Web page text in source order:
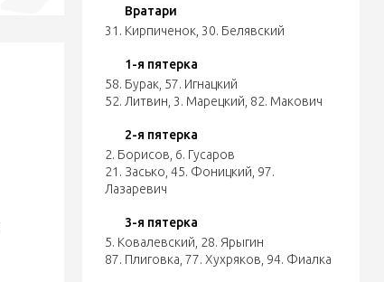
Вратари
31. Кирпиченок 30. Белявский
1-я пятерка
58. Бурак 57. Игнацкий
52. Литвин 3. Марецкий 82. Макович
2-я пятерка
2. Борисов 6. Гусаров
21. Засько 45. Фоницкий 97.
Лазаревич
3-я пятерка
5. Ковалевский 28. Ярыгин
87. Плиговка 77. Хухряков 94. Фиалка